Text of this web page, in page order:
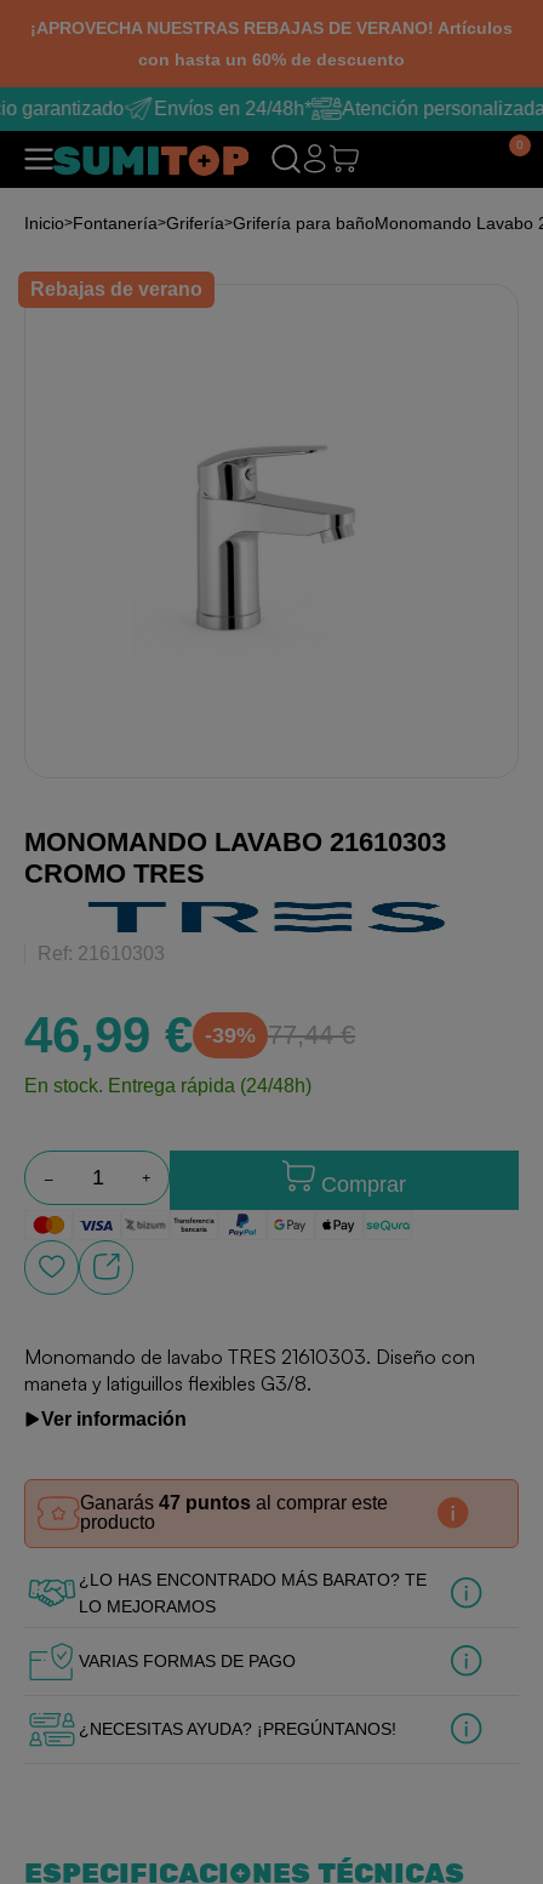
¡APROVECHA NUESTRAS REBAJAS DE VERANO! Artículos
con hasta un 60% de descuento
garantizado Envíos en 24/48h* Atención personalizada
0
Inicio Fontanería Grifería Grifería para bañoMonomando Lavabo
Rebajas de verano
MONOMANDO LAVABO 21610303
CROMO TRES
Ref: 21610303
46,99 € -39% 77,44 €
En stock. Entrega rápida (24/48h)
Comprar
Monomando de lavabo TRES 21610303. Diseño con
maneta y latiguillos flexibles G3/8.
Ver información
Ganarás 47 puntos al comprar este
producto
¿LO HAS ENCONTRADO MÁS BARATO? TE
LO MEJORAMOS
VARIAS FORMAS DE PAGO
¿NECESITAS AYUDA? ¡PREGÚNTANOS!
ESPECIFICACIONES TÉCNICAS